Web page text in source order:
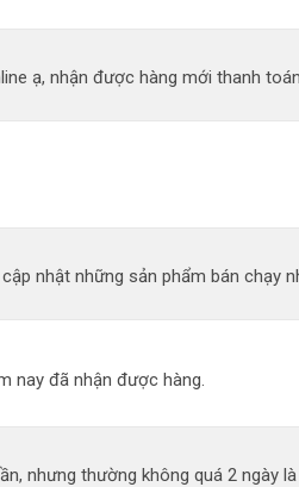
ạ, nhận được hàng mới thanh
nhật những sản phẩm bán chạy
nay đã nhận được hàng.
nhưng thường không quá 2 ngày